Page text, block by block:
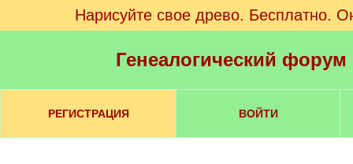
Нарисуйте свое древо. Бесплатно.
Генеалогический
РЕГИСТРАЦИЯ ВОЙТИ